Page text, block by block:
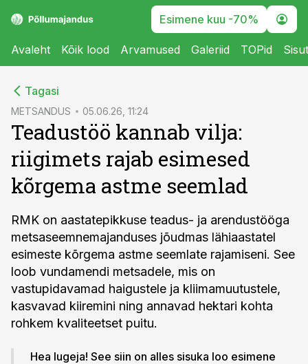
Esimene kuu -70%
Avaleht Kõik lood Arvamused Galeriid TOPid
Tagasi
METSANDUS 05.06.26, 11:24
Teadustöö kannab vilja:
riigimets rajab esimesed
kõrgema astme seemlad
RMK on aastatepikkuse teadus- ja arendustööga
metsaseemnemajanduses jõudmas lähiaastatel
esimeste kõrgema astme seemlate rajamiseni. See
loob vundamendi metsadele, mis on
vastupidavamad haigustele ja kliimamuutustele,
kasvavad kiiremini ning annavad hektari kohta
rohkem kvaliteetset puitu.
Hea lugeja! See siin on alles sisuka loo esimene